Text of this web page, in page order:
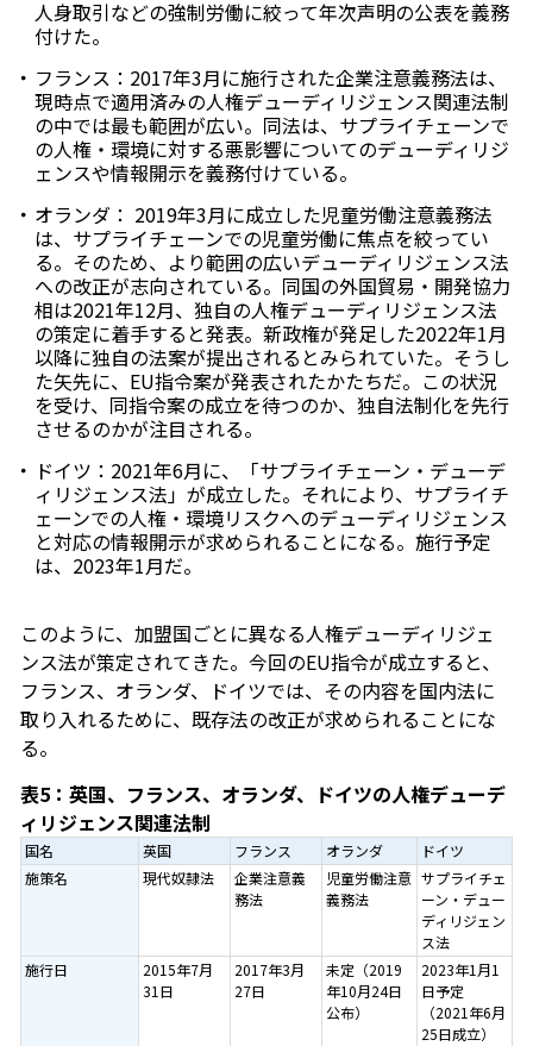
人身取引などの強制労働に絞って年次声明の公表を義務
付けた。
フランス：2017年3月に施行された企業注意義務法は、
現時点で適用済みの人権デューディリジェンス関連法制
の中では最も範囲が広い。同法は、サプライチェーンで
の人権・環境に対する悪影響についてのデューディリジ
ェンスや情報開示を義務付けている。
オランダ： 2019年3月に成立した児童労働注意義務法
は、サプライチェーンでの児童労働に焦点を絞ってい
る。そのため、より範囲の広いデューディリジェンス法
への改正が志向されている。同国の外国貿易・開発協力
相は2021年12月、独自の人権デューディリジェンス法
の策定に着手すると発表。新政権が発足した2022年1月
以降に独自の法案が提出されるとみられていた。そうし
た矢先に、EU指令案が発表されたかたちだ。この状況
を受け、同指令案の成立を待つのか、独自法制化を先行
させるのかが注目される。
ドイツ：2021年6月に、「サプライチェーン・デューデ
ィリジェンス法」が成立した。それにより、サプライチ
ェーンでの人権・環境リスクへのデューディリジェンス
と対応の情報開示が求められることになる。施行予定
は、2023年1月だ。
このように、加盟国ごとに異なる人権デューディリジェ
ンス法が策定されてきた。今回のEU指令が成立すると、
フランス、オランダ、ドイツでは、その内容を国内法に
取り入れるために、既存法の改正が求められることにな
る。
表5：英国、フランス、オランダ、ドイツの人権デューデ
ィリジェンス関連法制
国名 英国 フランス オランダ
ドイツ
施策名
現代奴隷法
企業注意義
務法
児童労働注意
義務法
サプライチェ
ーン・デュー
ディリジェン
ス法
施行日
2015年7月
31日
2017年3月
27日
未定（2019
年10月24日
公布）
2023年1月1
日予定
（2021年6月
25日成立）